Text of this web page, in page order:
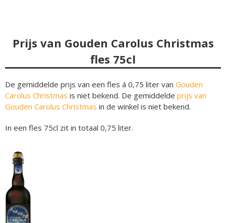
Prijs van Gouden Carolus Christmas
fles 75cl
De gemiddelde prijs van een fles á 0,75 liter van Gouden
Carolus Christmas is niet bekend. De gemiddelde prijs van
Gouden Carolus Christmas in de winkel is niet bekend.
In een fles 75cl zit in totaal 0,75 liter.